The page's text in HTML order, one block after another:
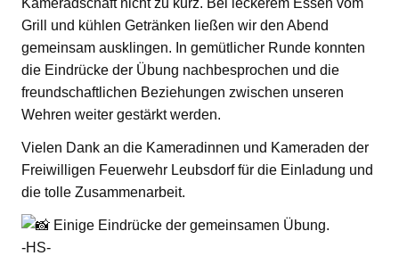
Grill und kühlen Getränken ließen wir den Abend
gemeinsam ausklingen. In gemütlicher Runde konnten
die Eindrücke der Übung nachbesprochen und die
freundschaftlichen Beziehungen zwischen unseren
Wehren weiter gestärkt werden.
Vielen Dank an die Kameradinnen und Kameraden der
Freiwilligen Feuerwehr Leubsdorf für die Einladung und
die tolle Zusammenarbeit.
Einige Eindrücke der gemeinsamen Übung.
-HS-